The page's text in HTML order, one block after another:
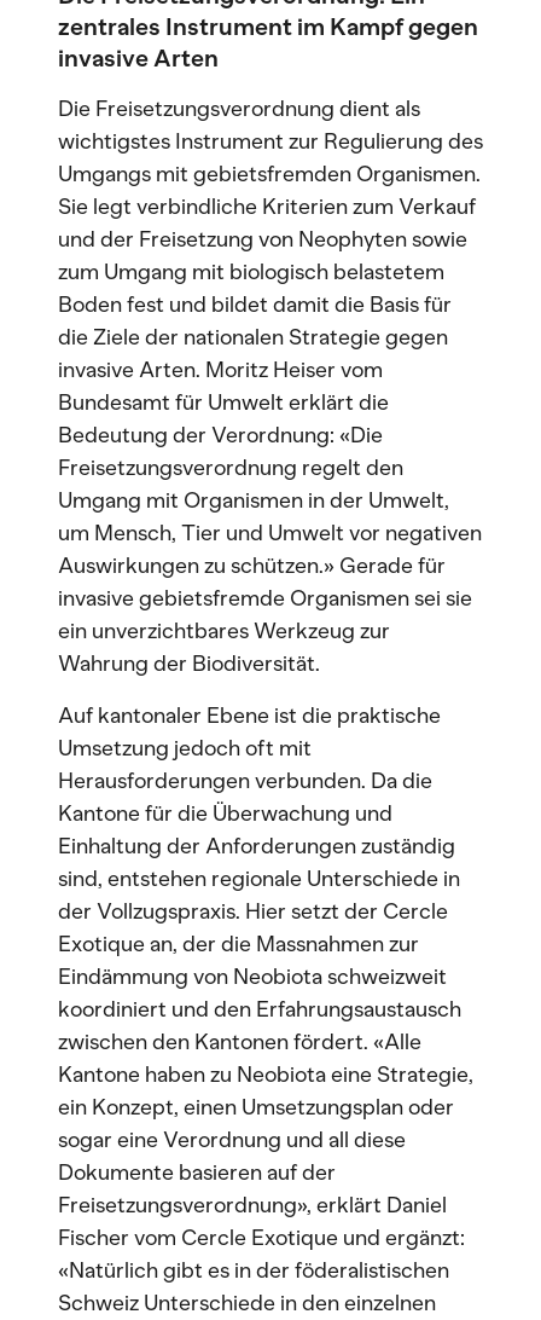
zentrales Instrument im Kampf gegen
invasive Arten
Die Freisetzungsverordnung dient als
wichtigstes Instrument zur Regulierung des
Umgangs mit gebietsfremden Organismen.
Sie legt verbindliche Kriterien zum Verkauf
und der Freisetzung von Neophyten sowie
zum Umgang mit biologisch belastetem
Boden fest und bildet damit die Basis für
die Ziele der nationalen Strategie gegen
invasive Arten. Moritz Heiser vom
Bundesamt für Umwelt erklärt die
Bedeutung der Verordnung: «Die
Freisetzungsverordnung regelt den
Umgang mit Organismen in der Umwelt,
um Mensch, Tier und Umwelt vor negativen
Auswirkungen zu schützen.» Gerade für
invasive gebietsfremde Organismen sei sie
ein unverzichtbares Werkzeug zur
Wahrung der Biodiversität.
Auf kantonaler Ebene ist die praktische
Umsetzung jedoch oft mit
Herausforderungen verbunden. Da die
Kantone für die Überwachung und
Einhaltung der Anforderungen zuständig
sind, entstehen regionale Unterschiede in
der Vollzugspraxis. Hier setzt der Cercle
Exotique an, der die Massnahmen zur
Eindämmung von Neobiota schweizweit
koordiniert und den Erfahrungsaustausch
zwischen den Kantonen fördert. «Alle
Kantone haben zu Neobiota eine Strategie,
ein Konzept, einen Umsetzungsplan oder
sogar eine Verordnung und all diese
Dokumente basieren auf der
Freisetzungsverordnung», erklärt Daniel
Fischer vom Cercle Exotique und ergänzt:
«Natürlich gibt es in der föderalistischen
Schweiz Unterschiede in den einzelnen